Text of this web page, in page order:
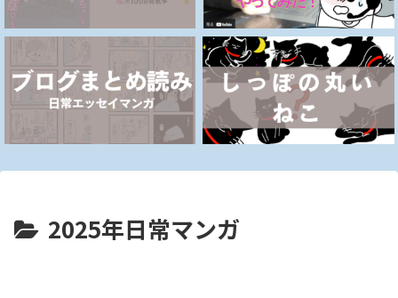
2025年日常マンガ